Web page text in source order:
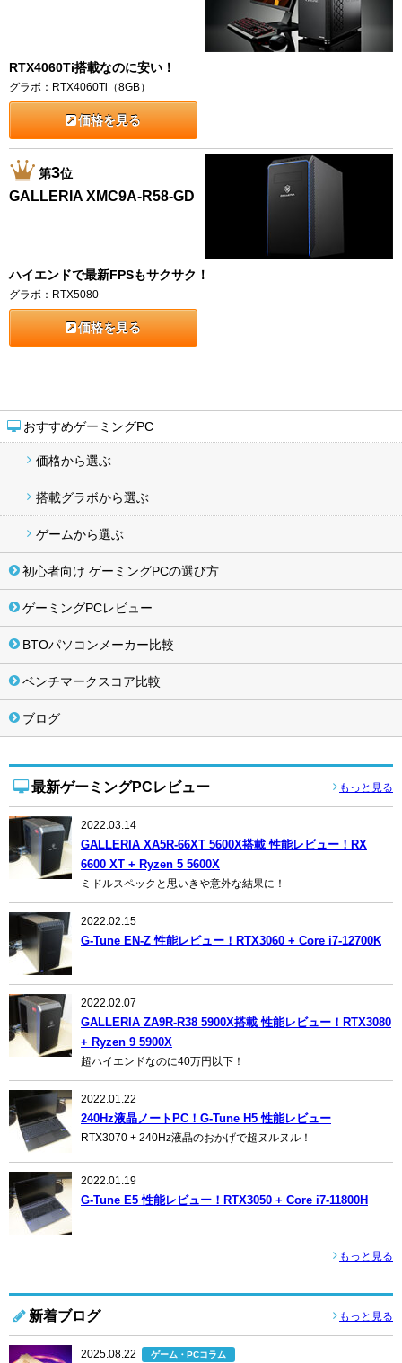
おすすめゲーミングPC
価格から選ぶ
搭載グラボから選ぶ
ゲームから選ぶ
初心者向け ゲーミングPCの選び方
ゲーミングPCレビュー
BTOパソコンメーカー比較
ベンチマークスコア比較
ブログ
最新ゲーミングPCレビュー もっと見る
2022.03.14
GALLERIA XA5R-66XT 5600X搭載 性能レビュー！RX
6600 XT + Ryzen 5 5600X
ミドルスペックと思いきや意外な結果に！
2022.02.15
G-Tune EN-Z 性能レビュー！RTX3060 + Core i7-12700K
2022.02.07
GALLERIA ZA9R-R38 5900X搭載 性能レビュー！RTX3080
+ Ryzen 9 5900X
超ハイエンドなのに40万円以下！
2022.01.22
240Hz液晶ノートPC！G-Tune H5 性能レビュー
RTX3070 + 240Hz液晶のおかげで超ヌルヌル！
2022.01.19
G-Tune E5 性能レビュー！RTX3050 + Core i7-11800H
もっと見る
新着ブログ もっと見る
2025.08.22 ゲーム・PCコラム
RTX4060Ti搭載なのに安い！
グラボ：RTX4060Ti（8GB）
価格を見る
第3位
GALLERIA XMC9A-R58-GD
ハイエンドで最新FPSもサクサク！
グラボ：RTX5080
価格を見る